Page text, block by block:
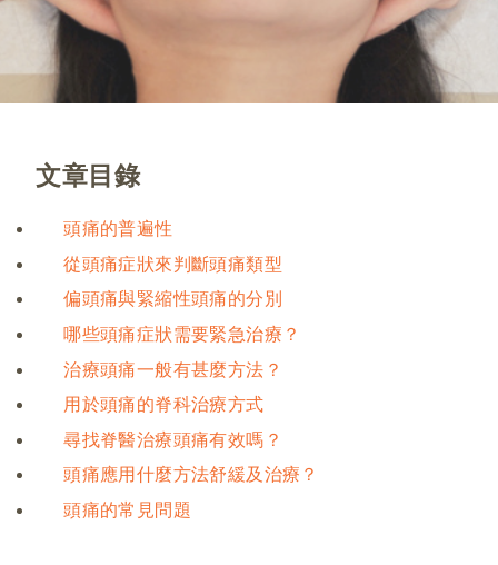
文章目錄
頭痛的普遍性
從頭痛症狀來判斷頭痛類型
偏頭痛與緊縮性頭痛的分別
哪些頭痛症狀需要緊急治療？
治療頭痛一般有甚麼方法？
用於頭痛的脊科治療方式
尋找脊醫治療頭痛有效嗎？
頭痛應用什麼方法舒緩及治療？
頭痛的常見問題